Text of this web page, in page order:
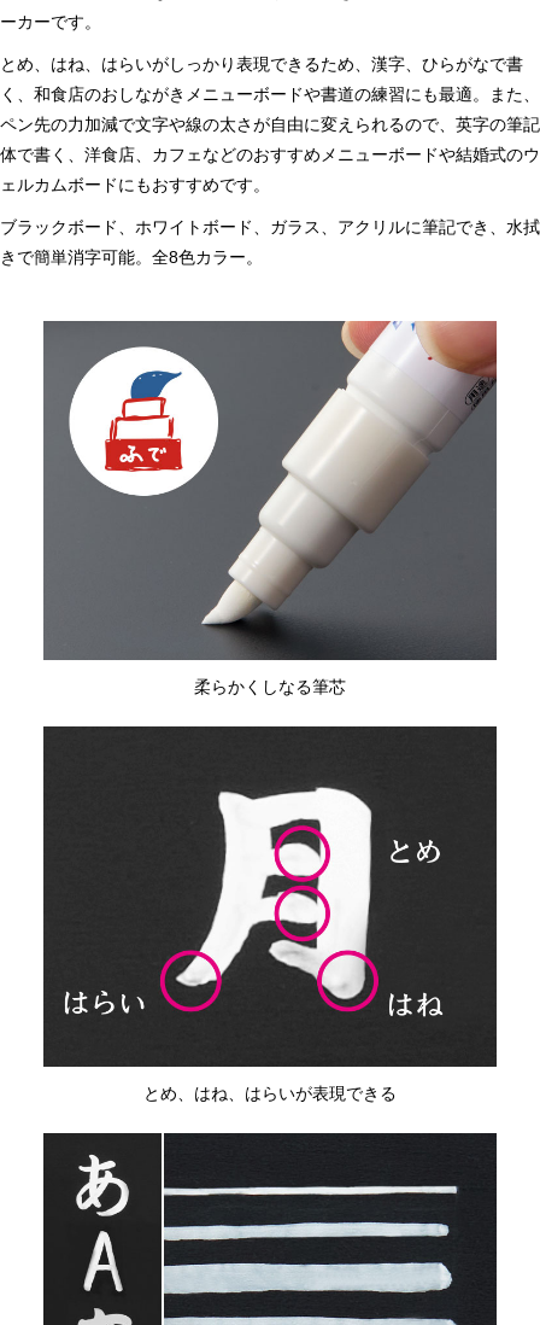
ーカーです。
とめ、はね、はらいがしっかり表現できるため、漢字、ひらがなで書
く、和食店のおしながきメニューボードや書道の練習にも最適。また、
ペン先の力加減で文字や線の太さが自由に変えられるので、英字の筆記
体で書く、洋食店、カフェなどのおすすめメニューボードや結婚式のウ
ェルカムボードにもおすすめです。
ブラックボード、ホワイトボード、ガラス、アクリルに筆記でき、水拭
きで簡単消字可能。全8色カラー。
柔らかくしなる筆芯
とめ、はね、はらいが表現できる